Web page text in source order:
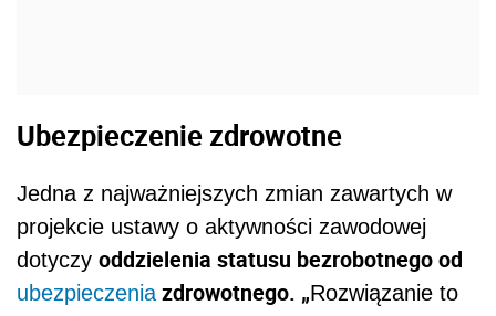
Ubezpieczenie zdrowotne
Jedna z najważniejszych zmian zawartych w
projekcie ustawy o aktywności zawodowej
dotyczy oddzielenia statusu bezrobotnego od
ubezpieczeniazdrowotnego. „Rozwiązanie to